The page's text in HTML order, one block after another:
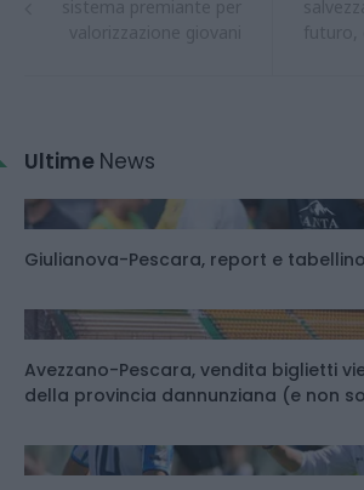
Ultime News
Giulianova-Pescara, report e tabellino
Avezzano-Pescara, vendita biglietti
della provincia dannunziana (e non